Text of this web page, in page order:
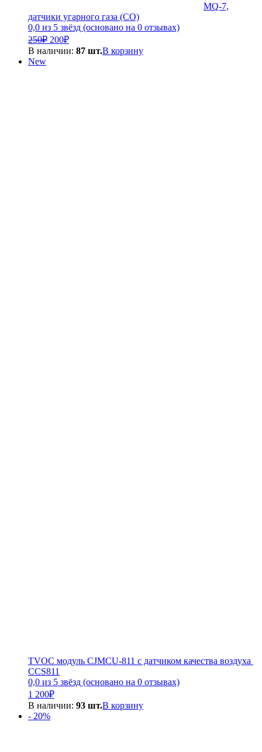
MQ-7,
датчики угарного газа (CO)
0,0 из 5 звёзд (основано на 0 отзывах)
250₽ Первоначальная
цена
200₽Текущая
цена:
В наличии: 87 шт.В корзину
New
TVOC модуль CJMCU-811 с датчиком качества воздуха ​​​​​​​
CCS811
0,0 из 5 звёзд (основано на 0 отзывах)
1 200₽
В наличии: 93 шт.В корзину
- 20%